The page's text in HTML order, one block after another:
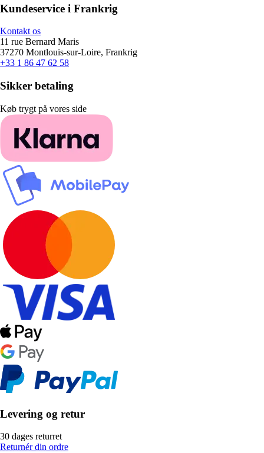
Kundeservice i Frankrig
Kontakt os
11 rue Bernard Maris
37270 Montlouis-sur-Loire, Frankrig
+33 1 86 47 62 58
Sikker betaling
Køb trygt på vores side
Levering og retur
30 dages returret
Returnér din ordre